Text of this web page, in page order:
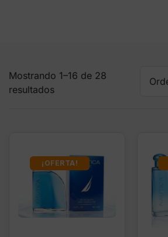
Mostrando 1–16 de 28
resultados
¡OFERTA!